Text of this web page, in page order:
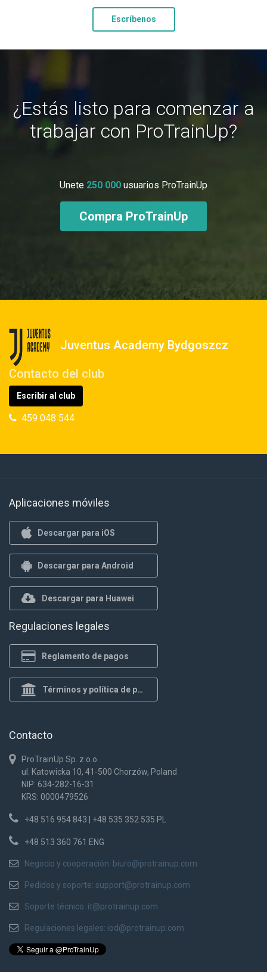
Escríbenos
¿Estás listo para comenzar a
trabajar con ProTrainUp?
Unete 250 000 usuarios ProTrainUp
Compra ProTrainUp
Juventus Academy Bydgoszcz
Contacto del club
Escribir al club
459 048 544
Aplicaciones móviles
Descargar para iOS
Descargar para Android
Descargar para Huawei
Regulaciones legales
Reglamento de pagos
Términos y política de privacidad
Contacto
ProTrainUp Sp. z o.o.
ul. Katowicka 10, 41-500 Chorzów, Poland
NIP: 634-282-16-31
KRS: 0000479526
+48 516 954 843 | +48 535 352 535 PL
+48 513 360 761 ENG
Negocio y cooperación: biuro@protrainup.com
Pedidos y soporte: support@protrainup.com
Soporte técnico: it@protrainup.com
Regulaciones legales: iod@protrainup.com